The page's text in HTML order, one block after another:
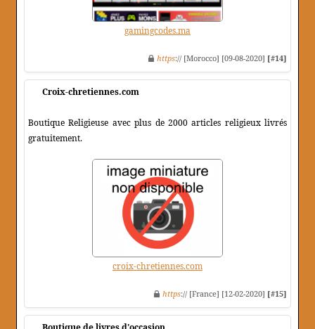
gamingcodes.ma
https:// [Morocco] [09-08-2020] [#14]
Croix-chretiennes.com
Boutique Religieuse avec plus de 2000 articles religieux livrés
gratuitement.
croix-chretiennes.com
https:// [France] [12-02-2020] [#15]